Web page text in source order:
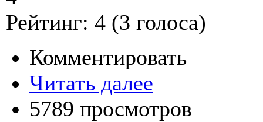
Рейтинг: 4 (3 голоса)
Комментировать
Читать далее
5789 просмотров